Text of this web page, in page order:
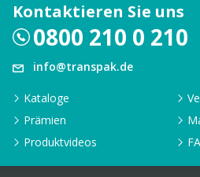
Kontaktieren Sie uns
0800 210 0 210
info@transpak.de
Kataloge
Prämien
Produktvideos